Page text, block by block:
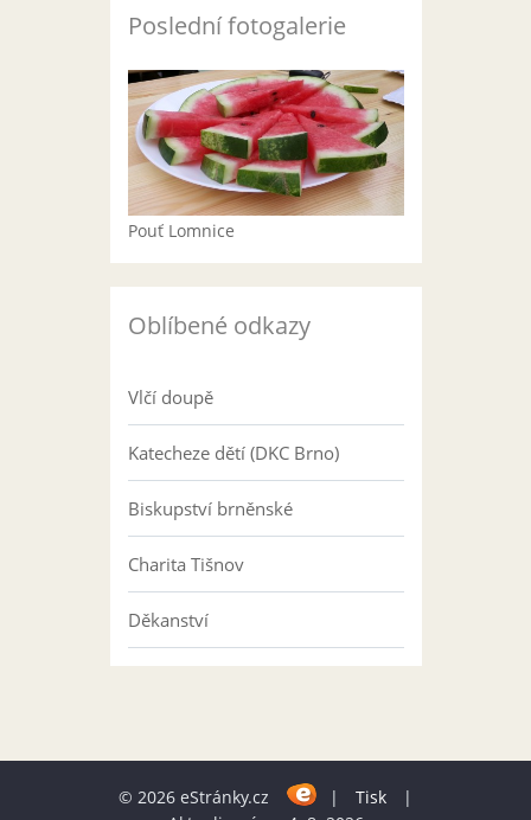
Poslední fotogalerie
Pouť Lomnice
Oblíbené odkazy
Vlčí doupě
Katecheze dětí (DKC Brno)
Biskupství brněnské
Charita Tišnov
Děkanství
© 2026 eStránky.cz | Tisk
|